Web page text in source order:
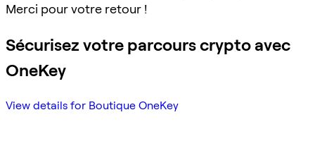
Merci pour votre retour !
Sécurisez votre parcours crypto avec
OneKey
View details for Boutique OneKey